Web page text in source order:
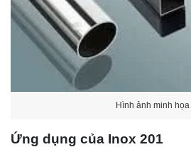
Hình ảnh minh
Ứng dụng của Inox 201